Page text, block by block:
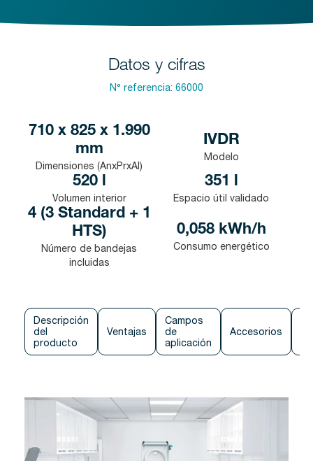
Datos y cifras
N° referencia: 66000
710 x 825 x 1.990
mm
Dimensiones (AnxPrxAl)
IVDR
Modelo
520 l
Volumen interior
351 l
Espacio útil validado
4 (3 Standard + 1
HTS)
Número de bandejas
incluidas
0,058 kWh/h
Consumo energético
Descripción
del
producto
Ventajas
Campos
de
aplicación
Accesorios